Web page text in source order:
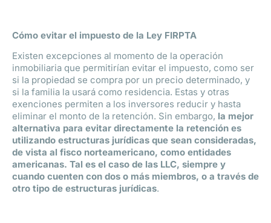
Cómo evitar el impuesto de la Ley FIRPTA
Existen excepciones al momento de la operación
inmobiliaria que permitirían evitar el impuesto, como ser
si la propiedad se compra por un precio determinado, y
si la familia la usará como residencia. Estas y otras
exenciones permiten a los inversores reducir y hasta
eliminar el monto de la retención. Sin embargo, la mejor
alternativa para evitar directamente la retención es
utilizando estructuras jurídicas que sean consideradas,
de vista al fisco norteamericano, como entidades
americanas. Tal es el caso de las LLC, siempre y
cuando cuenten con dos o más miembros, o a través de
otro tipo de estructuras jurídicas.